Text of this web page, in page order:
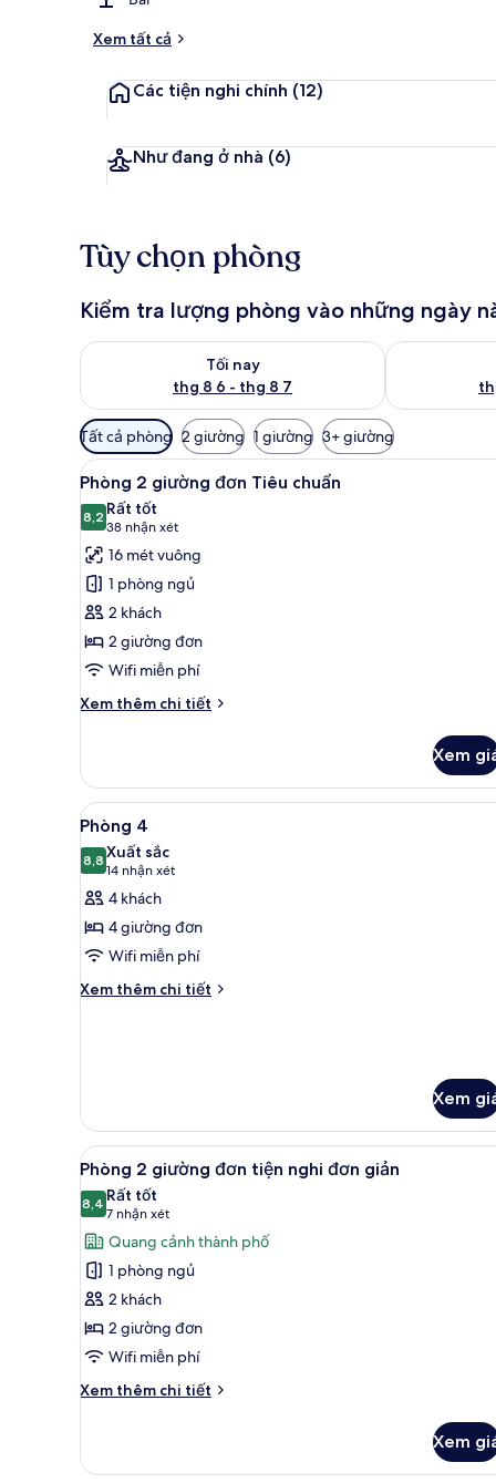
Xem tất cả
Các tiện nghi chính (12)
Như đang ở nhà (6)
Tùy chọn phòng
Kiểm tra lượng phòng vào những ngày
Tối nay
thg 8 6 - thg 8 7
Kiểm tra lượng phòng tối nay từ thg 8 6 - thg 8 7
Kiểm tra
Bộ
lọc
có
thể
dùng
để
lọc
tìm
phòng
Tất cả phòng 2 giường 1 giường 3+ giường
Xem
tất
cả
ảnh
Phòng
2
giường
đơn
Tiêu
chuẩn
Phòng 2 giường đơn Tiêu
12
Phòng 2 giường đơn Tiêu chuẩn
8,28,2 trên 10
Rất tốt
38 nhận xét
(38
nhận
xét)
16 mét vuông
1 phòng ngủ
2 khách
2 giường đơn
Wifi miễn phí
Xem thêm chi tiết
Chi
Phòng
giường
đơn
Tiêu
chuẩn
Xem
Xem
tất
cả
ảnh
Phòng
4
Phòng 4 | Két bảo mật tại
9
Phòng 4
8,88,8 trên 10
Xuất sắc
14 nhận xét
(14
nhận
xét)
4 khách
4 giường đơn
Wifi miễn phí
Xem thêm chi tiết
Chi
Xem
Xem
tất
cả
ảnh
Phòng
2
giường
đơn
tiện
nghi
Phòng 2 giường đơn tiện
8
Phòng 2 giường đơn tiện nghi đơn giản
8,48,4 trên 10
Rất tốt
7 nhận xét
(7
nhận
xét)
Quang cảnh thành phố
1 phòng ngủ
2 khách
2 giường đơn
Wifi miễn phí
Xem thêm chi tiết
Chi
Phòng
Xem